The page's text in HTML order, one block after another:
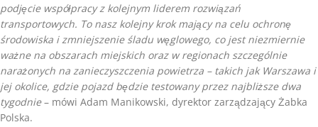
podjęcie współpracy z kolejnym liderem rozwiązań
transportowych. To nasz kolejny krok mający na celu ochronę
środowiska i zmniejszenie śladu węglowego, co jest niezmiernie
ważne na obszarach miejskich oraz w regionach szczególnie
narażonych na zanieczyszczenia powietrza – takich jak Warszawa i
jej okolice, gdzie pojazd będzie testowany przez najbliższe dwa
tygodnie– mówi Adam Manikowski, dyrektor zarządzający Żabka
Polska.